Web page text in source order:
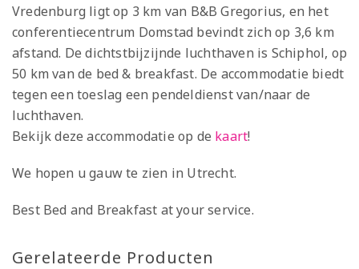
Vredenburg ligt op 3 km van B&B Gregorius, en het
conferentiecentrum Domstad bevindt zich op 3,6 km
afstand. De dichtstbijzijnde luchthaven is Schiphol, op
50 km van de bed & breakfast. De accommodatie biedt
tegen een toeslag een pendeldienst van/naar de
luchthaven.
Bekijk deze accommodatie op de kaart!
We hopen u gauw te zien in Utrecht.
Best Bed and Breakfast at your service.
Gerelateerde Producten